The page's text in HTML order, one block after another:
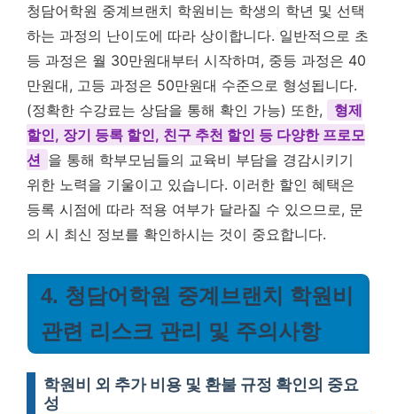
청담어학원 중계브랜치 학원비는 학생의 학년 및 선택
하는 과정의 난이도에 따라 상이합니다. 일반적으로 초
등 과정은 월 30만원대부터 시작하며, 중등 과정은 40
만원대, 고등 과정은 50만원대 수준으로 형성됩니다.
(정확한 수강료는 상담을 통해 확인 가능) 또한,
형제
할인, 장기 등록 할인, 친구 추천 할인 등 다양한 프로모
션 을 통해 학부모님들의 교육비 부담을 경감시키기
위한 노력을 기울이고 있습니다. 이러한 할인 혜택은
등록 시점에 따라 적용 여부가 달라질 수 있으므로, 문
의 시 최신 정보를 확인하시는 것이 중요합니다.
4. 청담어학원 중계브랜치 학원비
관련 리스크 관리 및 주의사항
학원비 외 추가 비용 및 환불 규정 확인의 중요
성